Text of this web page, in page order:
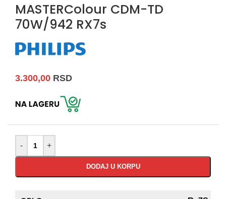
MASTERColour CDM-TD
70W/942 RX7s
3.300,00 RSD
- +
DODAJ U KORPU